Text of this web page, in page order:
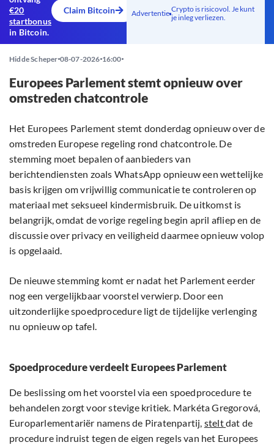
€20
startbonus
in Bitcoin.
Claim Bitcoin Advertentie Crypto is risicovol. Je kunt
je inleg verliezen.
Hidde Scheper 08-07-2026 16:00
Europees Parlement stemt opnieuw over
omstreden chatcontrole
Het Europees Parlement stemt donderdag opnieuw over de
omstreden Europese regeling rond chatcontrole. De
stemming moet bepalen of aanbieders van
berichtendiensten zoals WhatsApp opnieuw een wettelijke
basis krijgen om vrijwillig communicatie te controleren op
materiaal met seksueel kindermisbruik. De uitkomst is
belangrijk, omdat de vorige regeling begin april afliep en de
discussie over privacy en veiligheid daarmee opnieuw volop
is opgelaaid.
De nieuwe stemming komt er nadat het Parlement eerder
nog een vergelijkbaar voorstel verwierp. Door een
uitzonderlijke spoedprocedure ligt de tijdelijke verlenging
nu opnieuw op tafel.
Spoedprocedure verdeelt Europees Parlement
De beslissing om het voorstel via een spoedprocedure te
behandelen zorgt voor stevige kritiek. Markéta Gregorová,
Europarlementariër namens de Piratenpartij, steltdat de
procedure indruist tegen de eigen regels van het Europees